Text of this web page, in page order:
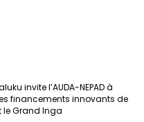
invite l’AUDA-NEPAD à
financements innovants de
le Grand Inga